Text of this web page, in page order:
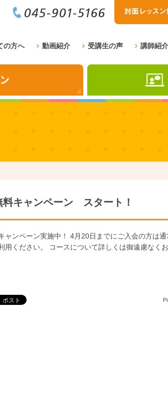
の方へ 動画紹介 受講生の声 講師紹介
料キャンペーン スタート！
ャンペーン実施中！ 4月20日までにご入会の方は
用ください。 コースについて詳しくは御遠慮なく